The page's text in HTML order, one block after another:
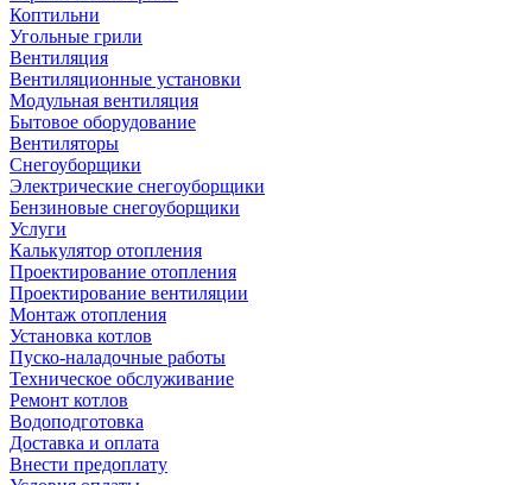
Коптильни
Угольные грили
Вентиляция
Вентиляционные установки
Модульная вентиляция
Бытовое оборудование
Вентиляторы
Снегоуборщики
Электрические снегоуборщики
Бензиновые снегоуборщики
Услуги
Калькулятор отопления
Проектирование отопления
Проектирование вентиляции
Монтаж отопления
Установка котлов
Пуско-наладочные работы
Техническое обслуживание
Ремонт котлов
Водоподготовка
Доставка и оплата
Внести предоплату